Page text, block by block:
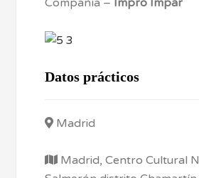
Datos prácticos
Madrid
Madrid, Centro Cultural